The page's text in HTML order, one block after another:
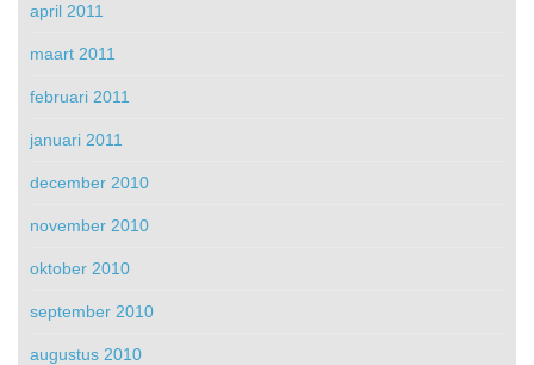
april 2011
maart 2011
februari 2011
januari 2011
december 2010
november 2010
oktober 2010
september 2010
augustus 2010